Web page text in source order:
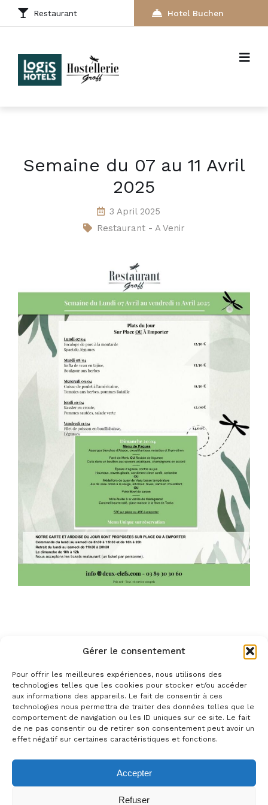
Gérer le consentement
Pour offrir les meilleures expériences, nous utilisons des
technologies telles que les cookies pour stocker et/ou accéder
aux informations des appareils. Le fait de consentir à ces
technologies nous permettra de traiter des données telles que le
comportement de navigation ou les ID uniques sur ce site. Le fait
de ne pas consentir ou de retirer son consentement peut avoir un
effet négatif sur certaines caractéristiques et fonctions.
Accepter
Refuser
Restaurant Hotel Buchen
Semaine du 07 au 11 Avril
2025
3 April 2025
Restaurant - A Venir
© 2025 Hôtellerie Digitale. All Rights Reserved
Mentions Légales
Sprache: